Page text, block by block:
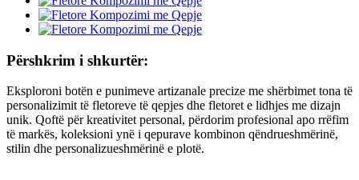
Përshkrim i shkurtër:
Eksploroni botën e punimeve artizanale precize me shërbimet tona të
personalizimit të fletoreve të qepjes dhe fletoret e lidhjes me dizajn
unik. Qoftë për kreativitet personal, përdorim profesional apo rrëfim
të markës, koleksioni ynë i qepurave kombinon qëndrueshmërinë,
stilin dhe personalizueshmërinë e plotë.